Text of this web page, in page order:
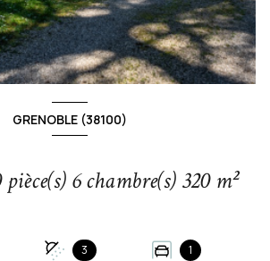
GRENOBLE (38100)
Propriete 10 pièce(s) 6 chambre(s) 320 m²
3 1